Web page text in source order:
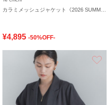
¥4,895 -50%OFF-